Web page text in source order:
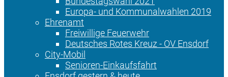
Europa- und Kommunalwahlen 2019
Ehrenamt
Freiwillige Feuerwehr
Deutsches Rotes Kreuz - OV Ensdorf
City-Mobil
Senioren-Einkaufsfahrt